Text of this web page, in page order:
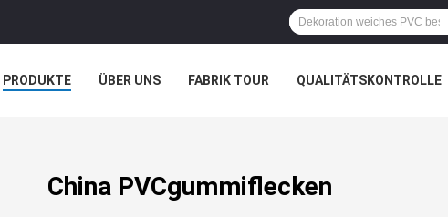
PRODUKTE ÜBER UNS FABRIK TOUR QUALITÄTSKONTROLLE
China PVCgummiflecken